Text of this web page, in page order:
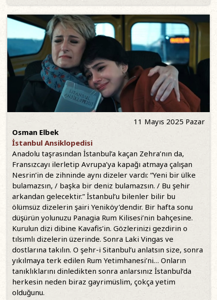
11 Mayıs 2025 Pazar
Osman Elbek
İstanbul Ansiklopedisi
Anadolu taşrasından İstanbul’a kaçan Zehra’nın da,
Fransızcayı ilerletip Avrupa’ya kapağı atmaya çalışan
Nesrin’in de zihninde aynı dizeler vardı: “Yeni bir ülke
bulamazsın, / başka bir deniz bulamazsın. / Bu şehir
arkandan gelecektir.” İstanbul’u bilenler bilir bu
ölümsüz dizelerin şairi Yeniköy’dendir. Bir hafta sonu
düşürün yolunuzu Panagia Rum Kilisesi’nin bahçesine.
Kurulun dizi dibine Kavafis’in. Gözlerinizi gezdirin o
tılsımlı dizelerin üzerinde. Sonra Laki Vingas ve
dostlarına takılın. O şehr-i Sitanbul’u anlatsın size, sonra
yıkılmaya terk edilen Rum Yetimhanesi’ni… Onların
tanıklıklarını dinledikten sonra anlarsınız İstanbul’da
herkesin neden biraz gayrimüslim, çokça yetim
olduğunu.